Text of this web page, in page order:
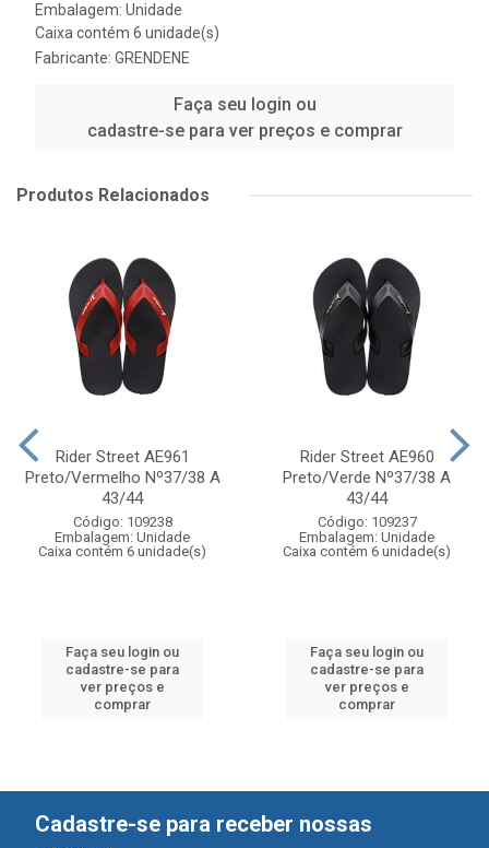
Embalagem: Unidade
Caixa contém 6 unidade(s)
Fabricante: GRENDENE
Faça seu login ou
cadastre-se para ver preços e comprar
Produtos Relacionados
Rider Street AE961
Preto/Vermelho Nº37/38 A
43/44
Código: 109238
Embalagem: Unidade
Caixa contém 6 unidade(s)
Faça seu login ou
cadastre-se para
ver preços e
comprar
Rider Street AE960
Preto/Verde Nº37/38 A
43/44
Código: 109237
Embalagem: Unidade
Caixa contém 6 unidade(s)
Faça seu login ou
cadastre-se para
ver preços e
comprar
Cadastre-se para receber nossas